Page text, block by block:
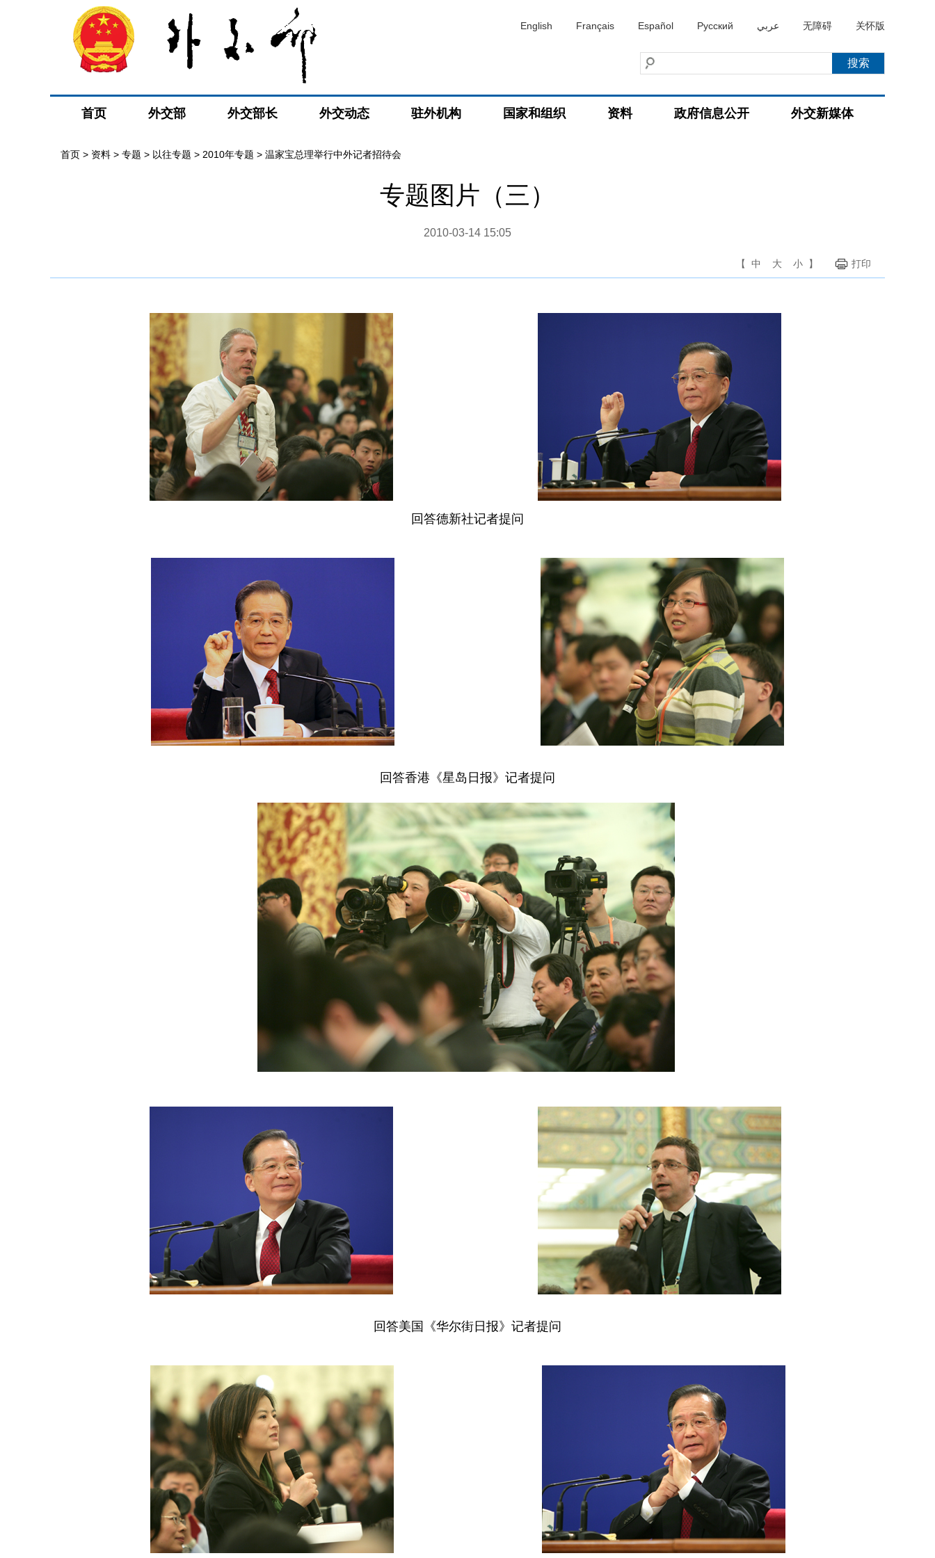
English Français Español Русский عربي 无障碍 关怀版
首页 外交部 外交部长 外交动态 驻外机构 国家和组织 资料 政府信息公开 外交新媒体
首页 > 资料 > 专题 > 以往专题 > 2010年专题 > 温家宝总理举行中外记者招待会
专题图片（三）
2010-03-14 15:05
【 中 大 小 】 打印
回答德新社记者提问
回答香港《星岛日报》记者提问
回答美国《华尔街日报》记者提问